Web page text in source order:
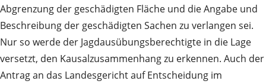
Abgrenzung der geschädigten Fläche und die Angabe und
Beschreibung der geschädigten Sachen zu verlangen sei.
Nur so werde der Jagdausübungsberechtigte in die Lage
versetzt, den Kausalzusammenhang zu erkennen. Auch der
Antrag an das Landesgericht auf Entscheidung im